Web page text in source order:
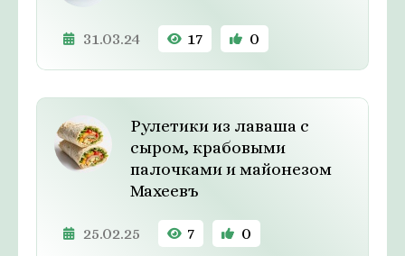
31.03.24 17 0
Рулетики из лаваша с
сыром, крабовыми
палочками и майонезом
Махеевъ
25.02.25 7 0